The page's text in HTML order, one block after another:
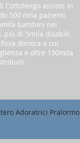
Cottolengo assiste in
500 mila pazienti
bambini nei
più di 5mila disabili,
dimora a cui
e oltre 130mila
Adoratrici Pralormo